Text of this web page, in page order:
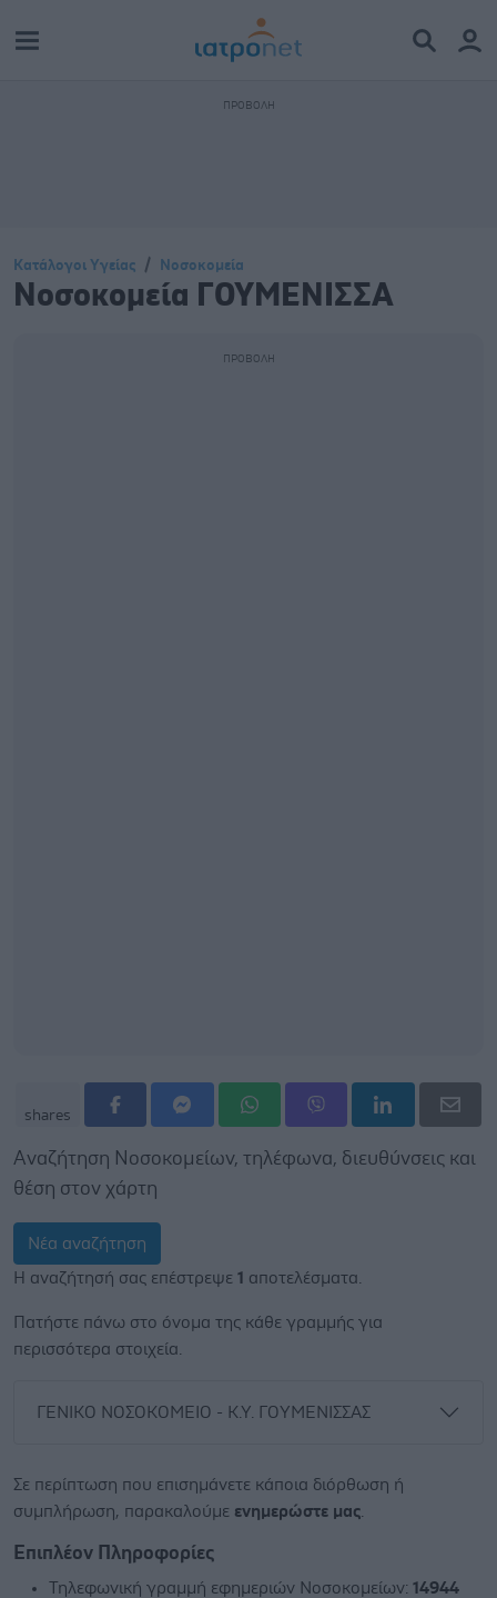
Κατάλογοι Υγείας Νοσοκομεία
Νοσοκομεία ΓΟΥΜΕΝΙΣΣΑ
shares
Αναζήτηση Νοσοκομείων, τηλέφωνα, διευθύνσεις και
θέση στον χάρτη
Νέα αναζήτηση
Η αναζήτησή σας επέστρεψε 1 αποτελέσματα.
Πατήστε πάνω στο όνομα της κάθε γραμμής για
περισσότερα στοιχεία.
ΓΕΝΙΚΟ ΝΟΣΟΚΟΜΕΙΟ - Κ.Υ. ΓΟΥΜΕΝΙΣΣΑΣ
Σε περίπτωση που επισημάνετε κάποια διόρθωση ή
συμπλήρωση, παρακαλούμε ενημερώστε μας
Επιπλέον Πληροφορίες
Τηλεφωνική γραμμή εφημεριών Νοσοκομείων: 14944